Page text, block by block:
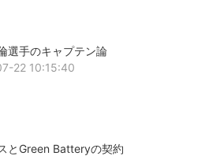
選手のキャプテン論
22 10:15:40
とGreen Batteryの契約